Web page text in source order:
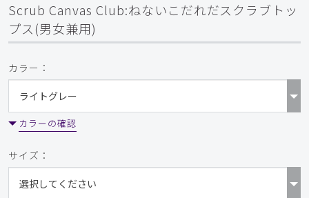
Scrub Canvas Club:ねないこだれだスクラブトッ
プス(男女兼用)
カラー：
カラーの確認
サイズ：